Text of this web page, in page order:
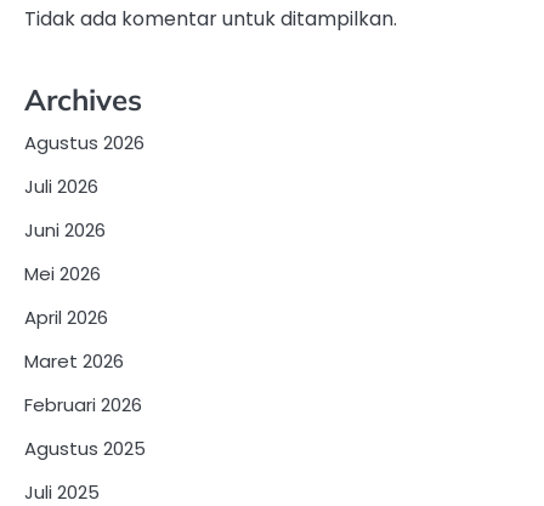
Tidak ada komentar untuk ditampilkan.
Archives
Agustus 2026
Juli 2026
Juni 2026
Mei 2026
April 2026
Maret 2026
Februari 2026
Agustus 2025
Juli 2025